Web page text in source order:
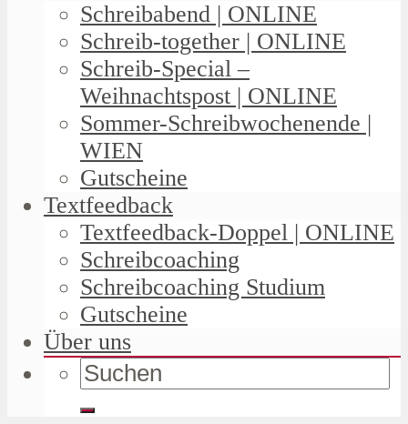
Schreibabend | ONLINE
Schreib-together | ONLINE
Schreib-Special –
Weihnachtspost | ONLINE
Sommer-Schreibwochenende |
WIEN
Gutscheine
Textfeedback
Textfeedback-Doppel | ONLINE
Schreibcoaching
Schreibcoaching Studium
Gutscheine
Über uns